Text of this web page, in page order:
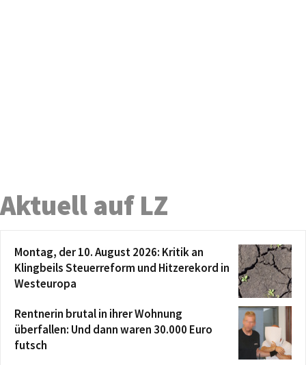
Aktuell auf LZ
Montag, der 10. August 2026: Kritik an
Klingbeils Steuerreform und Hitzerekord in
Westeuropa
Rentnerin brutal in ihrer Wohnung
überfallen: Und dann waren 30.000 Euro
futsch